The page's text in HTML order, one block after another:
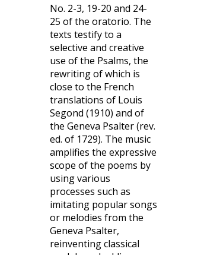
No. 2-3, 19-20 and 24-
25 of the oratorio. The
texts testify to a
selective and creative
use of the Psalms, the
rewriting of which is
close to the French
translations of Louis
Segond (1910) and of
the Geneva Psalter (rev.
ed. of 1729). The music
amplifies the expressive
scope of the poems by
using various
processes such as
imitating popular songs
or melodies from the
Geneva Psalter,
reinventing classical